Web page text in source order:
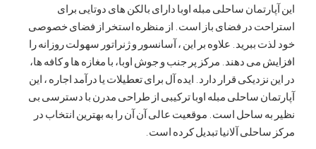
ساحلی مبله اوبا دارای بالکن های دوتایی برای
در فضای باز است. از منظره استخر از فضای خصوصی
ببرید. علاوه بر این ، آسانسور و ژنراتور سهولت روزانه را
می دهند. مرکز پر جنب و جوش اوبا، با مغازه ها و کافه ها،
قرار دارد. ایده آل برای تعطیلات یا درآمد اجاره ، این
ساحلی مبله اوبا ترکیبی از طراحی مدرن با دسترسی بی
ساحل است. موقعیت عالی آن آن را به بهترین انتخاب در
آلانیا تبدیل کرده است.